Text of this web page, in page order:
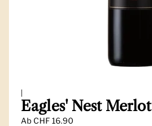
Eagles' Nest Merlot
AbCHF 16.90